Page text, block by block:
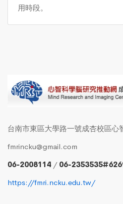
用時段。
台南市東區大學路一號成杏校區心
fmrincku@gmail.com
06-2008114 / 06-
https://fmri.ncku.edu.tw/